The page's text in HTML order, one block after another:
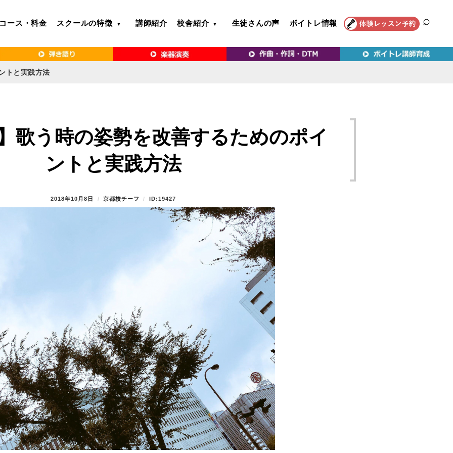
・名古屋・京都で「本気」になれるボイトレ教室｜VERY MERRY
リー）
なれるボイトレ教室｜VERY MERRY MUSIC SCHOOL（ベリーメリー）
コース・料金 スクールの特徴 講師紹介 校舎紹介 生徒さんの声 ボイトレ情報
トと実践方法
歌う時の姿勢を改善するためのポイ
ントと実践方法
P
O
2018年10月8日
B
Y
京都校チーフ ID:19427